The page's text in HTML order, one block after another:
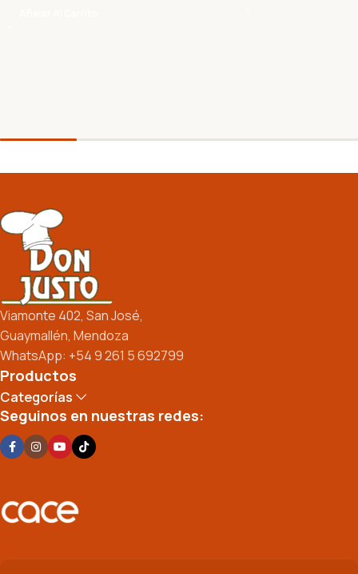
Viamonte 402, San José,
Guaymallén, Mendoza
WhatsApp: +54 9 261 5 692799
Productos
Categorías
Seguinos en nuestras redes: